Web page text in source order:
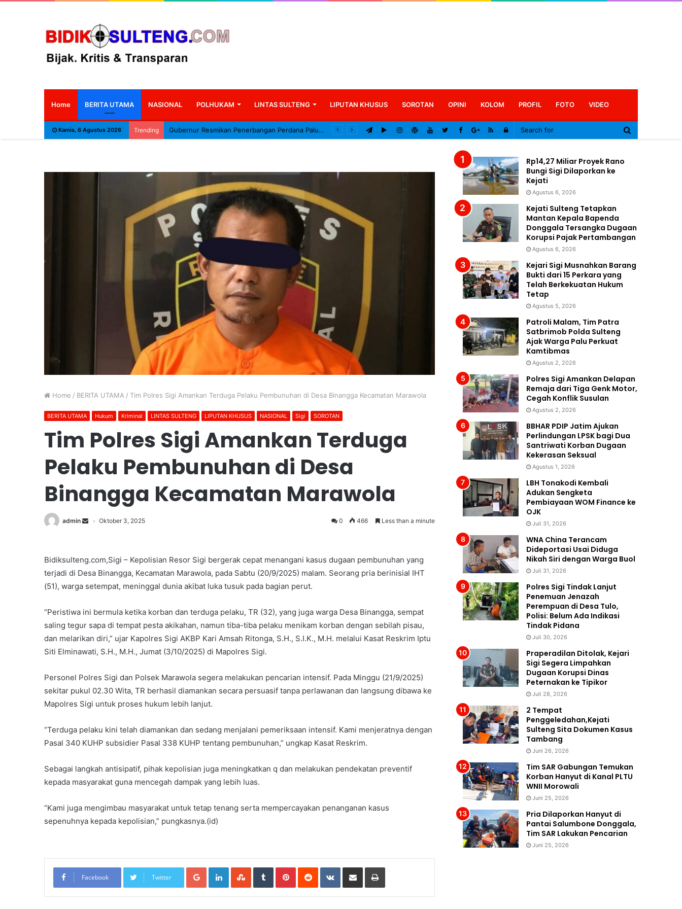
Home BERITA UTAMA NASIONAL POLHUKAM LINTAS SULTENG LIPUTAN KHUSUS SOROTAN OPINI KOLOM PROFIL FOTO VIDEO
Kamis, 6 Agustus 2026 Trending Gubernur Resmikan Penerbangan Perdana Palu–Guangzhou, Tonggak Baru Konektivitas Internasional Sulteng Log
Home / BERITA UTAMA / Tim Polres Sigi Amankan Terduga Pelaku Pembunuhan di Desa Binangga Kecamatan Marawola
BERITA UTAMA Hukum Kriminal LINTAS SULTENG LIPUTAN KHUSUS NASIONAL Sigi SOROTAN
Tim Polres Sigi Amankan Terduga
Pelaku Pembunuhan di Desa
Binangga Kecamatan Marawola
admin Oktober 3, 2025 0 466 Less than a minute
Bidiksulteng.com,Sigi – Kepolisian Resor Sigi bergerak cepat menangani kasus dugaan pembunuhan yang
terjadi di Desa Binangga, Kecamatan Marawola, pada Sabtu (20/9/2025) malam. Seorang pria berinisial IHT
(51), warga setempat, meninggal dunia akibat luka tusuk pada bagian perut.
“Peristiwa ini bermula ketika korban dan terduga pelaku, TR (32), yang juga warga Desa Binangga, sempat
saling tegur sapa di tempat pesta akikahan, namun tiba-tiba pelaku menikam korban dengan sebilah pisau,
dan melarikan diri,” ujar Kapolres Sigi AKBP Kari Amsah Ritonga, S.H., S.I.K., M.H. melalui Kasat Reskrim Iptu
Siti Elminawati, S.H., M.H., Jumat (3/10/2025) di Mapolres Sigi.
Personel Polres Sigi dan Polsek Marawola segera melakukan pencarian intensif. Pada Minggu (21/9/2025)
sekitar pukul 02.30 Wita, TR berhasil diamankan secara persuasif tanpa perlawanan dan langsung dibawa ke
Mapolres Sigi untuk proses hukum lebih lanjut.
“Terduga pelaku kini telah diamankan dan sedang menjalani pemeriksaan intensif. Kami menjeratnya dengan
Pasal 340 KUHP subsidier Pasal 338 KUHP tentang pembunuhan,” ungkap Kasat Reskrim.
Sebagai langkah antisipatif, pihak kepolisian juga meningkatkan q dan melakukan pendekatan preventif
kepada masyarakat guna mencegah dampak yang lebih luas.
“Kami juga mengimbau masyarakat untuk tetap tenang serta mempercayakan penanganan kasus
sepenuhnya kepada kepolisian,” pungkasnya.(id)
Facebook Twitter
Google+LinkedInStumbleUpon
TumblrPinterestReddit VKontakteShare
Email
Print
Rp14,27 Miliar Proyek Rano
Bungi Sigi Dilaporkan ke
Kejati
Agustus 6, 2026
Kejati Sulteng Tetapkan
Mantan Kepala Bapenda
Donggala Tersangka Dugaan
Korupsi Pajak Pertambangan
Agustus 6, 2026
Kejari Sigi Musnahkan Barang
Bukti dari 15 Perkara yang
Telah Berkekuatan Hukum
Tetap
Agustus 5, 2026
Patroli Malam, Tim Patra
Satbrimob Polda Sulteng
Ajak Warga Palu Perkuat
Kamtibmas
Agustus 2, 2026
Polres Sigi Amankan Delapan
Remaja dari Tiga Genk Motor,
Cegah Konflik Susulan
Agustus 2, 2026
BBHAR PDIP Jatim Ajukan
Perlindungan LPSK bagi Dua
Santriwati Korban Dugaan
Kekerasan Seksual
Agustus 1, 2026
LBH Tonakodi Kembali
Adukan Sengketa
Pembiayaan WOM Finance ke
OJK
Juli 31, 2026
WNA China Terancam
Dideportasi Usai Diduga
Nikah Siri dengan Warga Buol
Juli 31, 2026
Polres Sigi Tindak Lanjut
Penemuan Jenazah
Perempuan di Desa Tulo,
Polisi: Belum Ada Indikasi
Tindak Pidana
Juli 30, 2026
Praperadilan Ditolak, Kejari
Sigi Segera Limpahkan
Dugaan Korupsi Dinas
Peternakan ke Tipikor
Juli 28, 2026
2 Tempat
Penggeledahan,Kejati
Sulteng Sita Dokumen Kasus
Tambang
Juni 26, 2026
Tim SAR Gabungan Temukan
Korban Hanyut di Kanal PLTU
WNII Morowali
Juni 25, 2026
Pria Dilaporkan Hanyut di
Pantai Salumbone Donggala,
Tim SAR Lakukan Pencarian
Juni 25, 2026